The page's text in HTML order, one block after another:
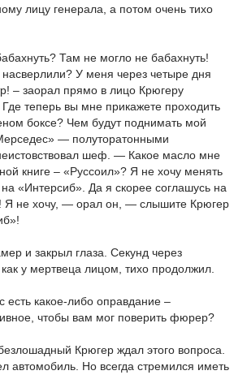
лицу генерала, а потом очень тихо
Там не могло не бабахнуть!
У меня через четыре дня
– заорал прямо в лицо Крюгеру
теперь вы мне прикажете проходить
боксе? Чем будут поднимать мой
— полуторатонными
шеф. — Какое масло мне
книге – «Руссоил»? Я не хочу менять
«Интерсиб». Да я скорее соглашусь на
Я не хочу, — орал он, — слышите Крюгер
и закрыл глаза. Секунд через
у мертвеца лицом, тихо продолжил.
какое-либо оправдание –
чтобы вам мог поверить фюрер?
Крюгер ждал этого вопроса.
автомобиль. Но всегда стремился иметь